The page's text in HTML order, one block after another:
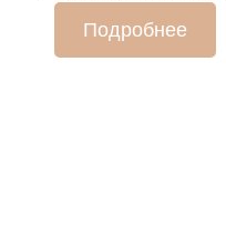
Подробнее